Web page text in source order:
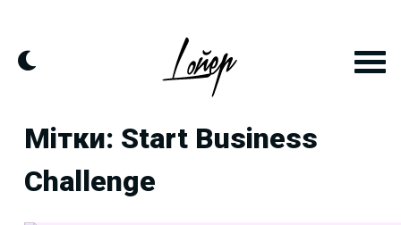
content
Мітки: Start Business
Challenge